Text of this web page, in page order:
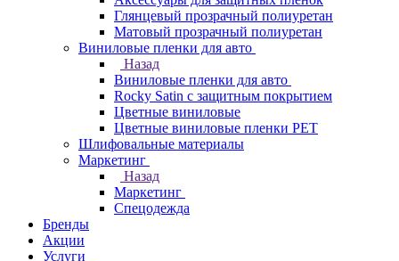
Глянцевый прозрачный полиуретан
Матовый прозрачный полиуретан
Виниловые пленки для авто
Назад
Виниловые пленки для авто
Rocky Satin с защитным покрытием
Цветные виниловые
Цветные виниловые пленки PET
Шлифовальные материалы
Маркетинг
Назад
Маркетинг
Спецодежда
Бренды
Акции
Услуги